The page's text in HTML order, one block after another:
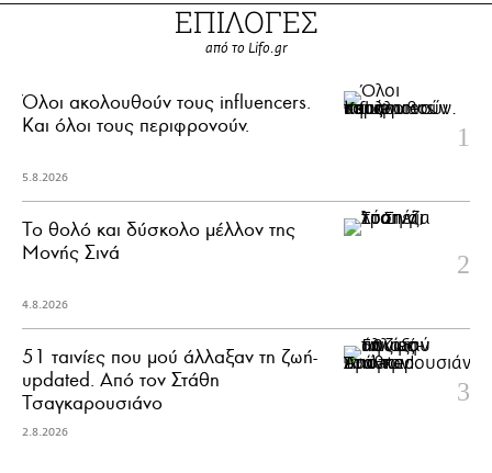
ΕΠΙΛΟΓΕΣ
από το Lifo.gr
Όλοι ακολουθούν τους influencers.
Και όλοι τους περιφρονούν.
5.8.2026
Το θολό και δύσκολο μέλλον της
Μονής Σινά
4.8.2026
51 ταινίες που μού άλλαξαν τη ζωή-
updated. Aπό τον Στάθη
Τσαγκαρουσιάνο
2.8.2026